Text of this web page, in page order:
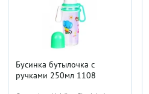
Бусинка бутылочка с
ручками 250мл 1108